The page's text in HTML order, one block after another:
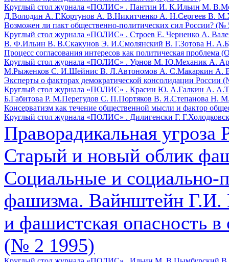
Круглый стол журнала «ПОЛИС» . Пантин И. К.Ильин М. В.
Д.Володин А. Г.Кортунов А. В.Никитченко А. Н.Сергеев В. М.
Возможен ли пакт общественно-политических сил России? (№
Круглый стол журнала «ПОЛИС» . Строев Е. Черненко А.
В. Ф.Ильин В. В.Скакунов Э. И.Смолянский В. Г.Зотова Н. А.
Процесс согласования интересов как политическая
Круглый стол журнала «ПОЛИС» . Урнов М. Ю.Механик А.
М.Рыженков С. И.Шейнис В. Л.Автономов А. С.Макаркин А.
Эксперты о факторах демократической консолидации России
Круглый стол журнала «ПОЛИС» . Красин Ю. А.Галкин А. А.
Б.Габитова Р. М.Перегудов С. П.Портяков В. Я.Степанова Н.
Консерватизм как течение общественной мысли и фактор
Круглый стол журнала «ПОЛИС» . Дилигенски Г. Г.
Праворадикальная
Старый и новый облик
Социальные и социально-
фашизма. Вайнштейн Г.И.
и фашистская опасность
(№ 2 1995)